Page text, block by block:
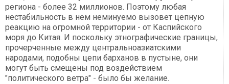
региона - более 32 миллионов. Поэтому любая
нестабильность в нем неминуемо вызовет цепную
реакцию на огромной территории - от Каспийского
моря до Китая. И поскольку этнографические границы,
прочерченные между центральноазиатскими
народами, подобны цепи барханов в пустыне, они
могут быть смещены под воздействием
"политического ветра" - было бы желание.